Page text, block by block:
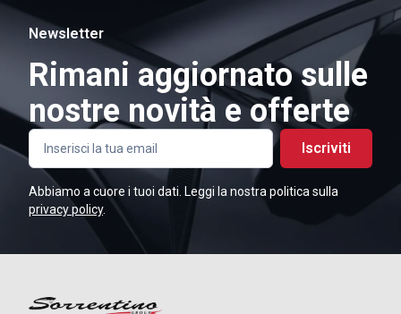
Newsletter
Rimani aggiornato sulle
nostre novità e offerte
Iscriviti
Abbiamo a cuore i tuoi dati. Leggi la nostra politica sulla
privacy policy.